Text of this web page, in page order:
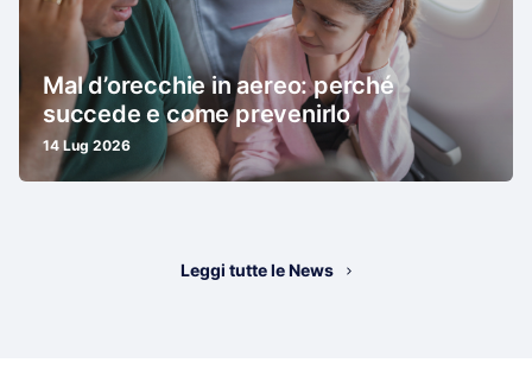
Mal d’orecchie in aereo: perché
succede e come prevenirlo
14 Lug 2026
Leggi tutte le News